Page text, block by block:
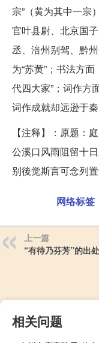
宗”（黄为其中一宗
官叶县尉、北京国
丞、涪州别驾、黔
为“苏黄”；书法方
代四大家”；词作方
词作成就却远逊于秦
【注释】：原题：
公溪口风雨阻留十
别後觉斯言可念列
网络标签
上一篇
“有待乃芬芳”的出
相关问题